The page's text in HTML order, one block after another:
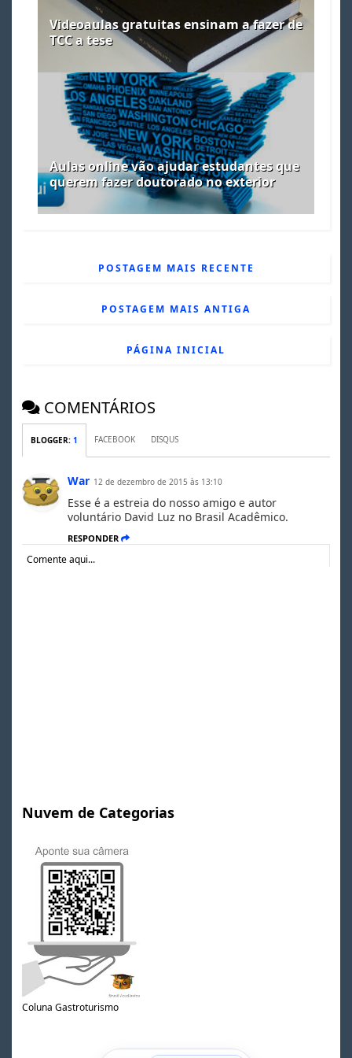
Videoaulas gratuitas ensinam a fazer de
TCC a tese
Aulas online vão ajudar estudantes que
querem fazer doutorado no exterior
POSTAGEM MAIS RECENTE
POSTAGEM MAIS ANTIGA
PÁGINA INICIAL
COMENTÁRIOS
BLOGGER: 1 FACEBOOK DISQUS
War 12 de dezembro de 2015 às 13:10
Esse é a estreia do nosso amigo e autor
voluntário David Luz no Brasil Acadêmico.
RESPONDER
Comente aqui...
Nuvem de Categorias
Coluna Gastroturismo